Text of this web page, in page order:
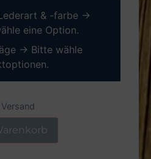
& -farbe →
eine Option.
→ Bitte wähle
Versand